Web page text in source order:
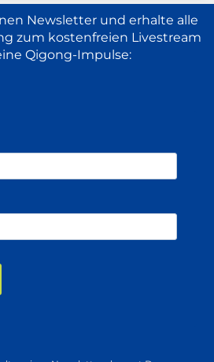
Newsletter und erhalte alle
zum kostenfreien Livestream
Qigong-Impulse: